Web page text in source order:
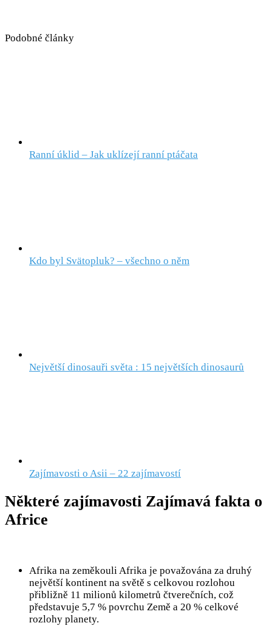
Podobné články
Ranní úklid – Jak uklízejí ranní ptáčata
Kdo byl Svätopluk? – všechno o něm
Největší dinosauři světa : 15 největších dinosaurů
Zajímavosti o Asii – 22 zajímavostí
Některé zajímavosti Zajímavá fakta o
Africe
Afrika na zeměkouli Afrika je považována za druhý
největší kontinent na světě s celkovou rozlohou
přibližně 11 milionů kilometrů čtverečních, což
představuje 5,7 % povrchu Země a 20 % celkové
rozlohy planety.